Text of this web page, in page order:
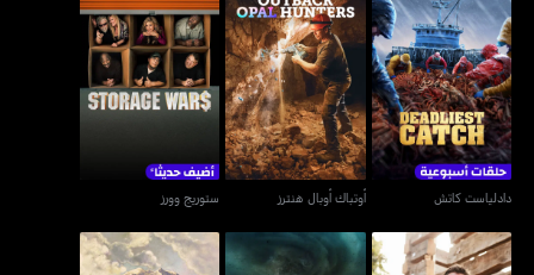
دادلياست كاتش
دادلياست كاتش
أوتباك أوبال هنترز
أوتباك أوبال هنترز
ستوريج وورز
ستوريج وورز